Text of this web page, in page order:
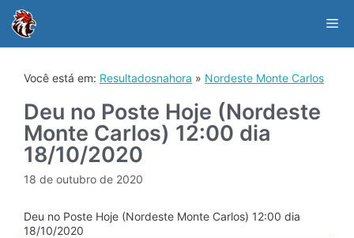
content
Você está em: Resultadosnahora » Nordeste Monte Carlos
Deu no Poste Hoje (Nordeste
Monte Carlos) 12:00 dia
18/10/2020
18 de outubro de 2020
Deu no Poste Hoje (Nordeste Monte Carlos) 12:00 dia
18/10/2020